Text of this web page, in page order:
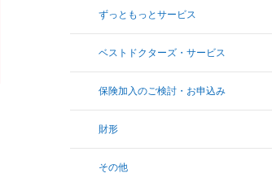
ずっともっとサービス
ベストドクターズ・サービス
保険加入のご検討・お申込み
財形
その他